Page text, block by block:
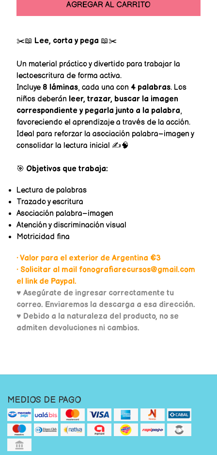
AGREGAR AL CARRITO
✂️📖 Lee, corta y pega 📖✂️
Un material práctico y divertido para trabajar la
lectoescritura de forma activa.
Incluye 8 láminas, cada una con 4 palabras. Los
niños deberán leer, trazar, buscar la imagen
correspondiente y pegarla junto a la palabra,
favoreciendo el aprendizaje a través de la acción.
Ideal para reforzar la asociación palabra–imagen y
consolidar la lectura inicial ✍️🧠
🎯 Objetivos que trabaja:
Lectura de palabras
Trazado y escritura
Asociación palabra–imagen
Atención y discriminación visual
Motricidad fina
• Valor para el exterior de Argentina €3
• Solicitar al mail fonografiarecursos@gmail.com
el link de Paypal.
♥ Asegúrate de ingresar correctamente tu
correo. Enviaremos la descarga a esa dirección.
♥ Debido a la naturaleza del producto, no se
admiten devoluciones ni cambios.
MEDIOS DE PAGO